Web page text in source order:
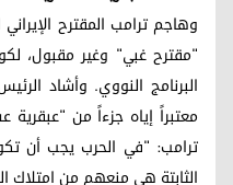
وهاجم ترامب المقترح الإيراني
"مقترح غبي" وغير مقبول،
البرنامج النووي. وأشاد
معتبراً إياه جزءاً من
ترامب: "في الحرب يجب أن
الثابتة هي منعهم من امتلاك